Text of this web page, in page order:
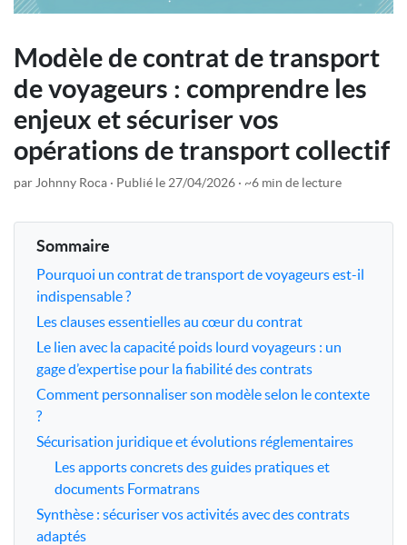
Modèle de contrat de transport
de voyageurs : comprendre les
enjeux et sécuriser vos
opérations de transport collectif
par Johnny Roca Publié le 27/04/2026 ~6 min de lecture
Sommaire
Pourquoi un contrat de transport de voyageurs est-il
indispensable ?
Les clauses essentielles au cœur du contrat
Le lien avec la capacité poids lourd voyageurs : un
gage d’expertise pour la fiabilité des contrats
Comment personnaliser son modèle selon le contexte
?
Sécurisation juridique et évolutions réglementaires
Les apports concrets des guides pratiques et
documents Formatrans
Synthèse : sécuriser vos activités avec des contrats
adaptés